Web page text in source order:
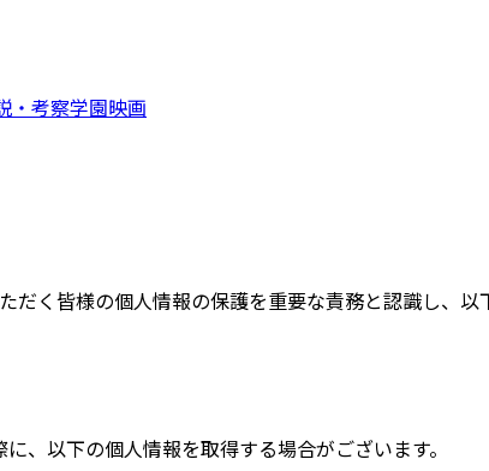
・考察学園映画
く皆様の個人情報の保護を重要な責務と認識し、
、以下の個人情報を取得する場合がございます。